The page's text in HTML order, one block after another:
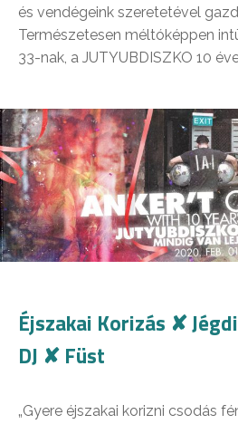
és vendégeink szeretetével
Természetesen méltóképpen
33-nak, a JUTYUBDISZKO 10
Éjszakai Korizás ✘
DJ ✘ Füst
„Gyere éjszakai korizni csodás